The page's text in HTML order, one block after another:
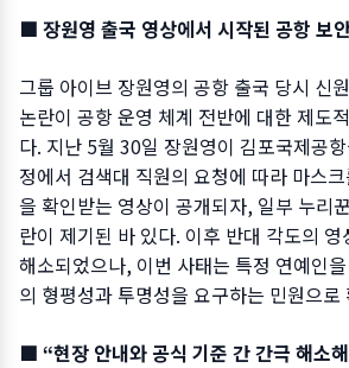
■ 장원영 출국 영상에서 시작된 공항 보
그룹 아이브 장원영의 공항 출국 당시 신
논란이 공항 운영 체계 전반에 대한 제도
다. 지난 5월 30일 장원영이 김포국제공
정에서 검색대 직원의 요청에 따라 마스
을 확인받는 영상이 공개되자, 일부 누리
란이 제기된 바 있다. 이후 반대 각도의
해소되었으나, 이번 사태는 특정 연예인
의 형평성과 투명성을 요구하는 민원으로
■ “현장 안내와 공식 기준 간 간극 해소